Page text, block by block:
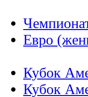
Евро
Кубок
Кубок